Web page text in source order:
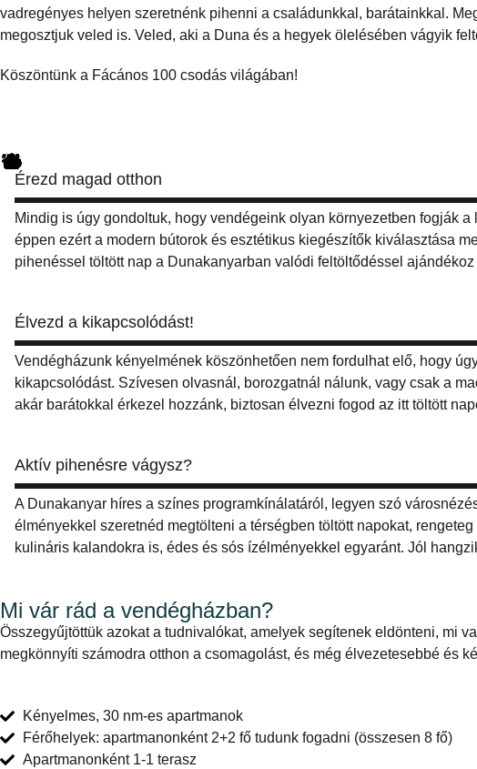
vadregényes helyen szeretnénk pihenni a családunkkal, barátainkkal.
megosztjuk veled is. Veled, aki a Duna és a hegyek ölelésében vágyik
Köszöntünk a Fácános 100 csodás világában!
Érezd magad otthon
Mindig is úgy gondoltuk, hogy vendégeink olyan környezetben fogják
éppen ezért a modern bútorok és esztétikus kiegészítők kiválasztása
pihenéssel töltött nap a Dunakanyarban valódi feltöltődéssel ajándékoz
Élvezd a kikapcsolódást!
Vendégházunk kényelmének köszönhetően nem fordulhat elő, hogy
kikapcsolódást. Szívesen olvasnál, borozgatnál nálunk, vagy csak a
akár barátokkal érkezel hozzánk, biztosan élvezni fogod az itt töltött
Aktív pihenésre vágysz?
A Dunakanyar híres a színes programkínálatáról, legyen szó
élményekkel szeretnéd megtölteni a térségben töltött napokat,
kulináris kalandokra is, édes és sós ízélményekkel egyaránt. Jól
Mi vár rád a vendégházban?
Összegyűjtöttük azokat a tudnivalókat, amelyek segítenek eldönteni, mi
megkönnyíti számodra otthon a csomagolást, és még élvezetesebbé és
Kényelmes, 30 nm-es apartmanok
Férőhelyek: apartmanonként 2+2 fő tudunk fogadni (összesen 8 fő)
Apartmanonként 1-1 terasz